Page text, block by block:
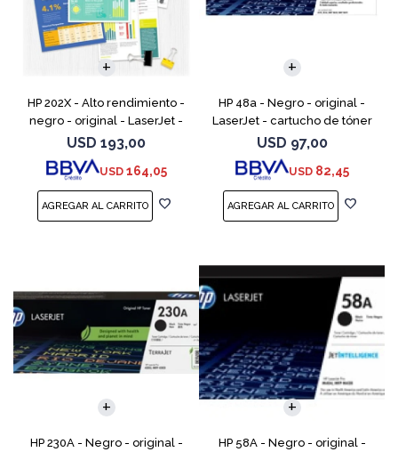
HP 202X - Alto rendimiento -
negro - original - LaserJet -
cartucho de tóner (CF500X) -
para Color LaserJet Pro
M254dw, M254nw,
USD 193,00
USD 164,05
HP 48a - Negro - original -
LaserJet - cartucho de tóner
(CF248A) - para LaserJet Pro
M15a, MFP M28a, MFP M28w,
MFP M31w
USD 97,00
USD 82,45
HP 230A - Negro - original -
HP 58A - Negro - original -